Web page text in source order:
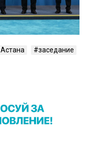
Астана
заседание